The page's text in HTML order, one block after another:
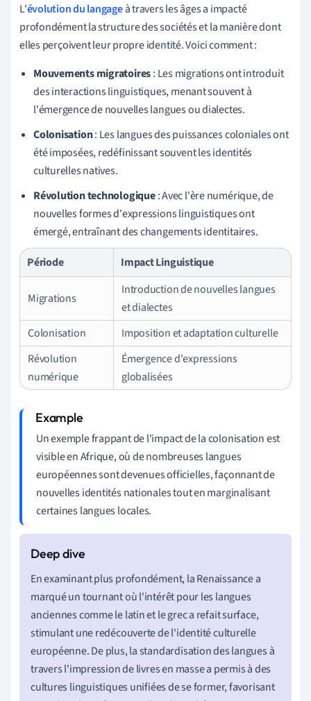
L'évolution du langageà travers les âges a impacté
profondément la structure des sociétés et la manière dont
elles perçoivent leur propre identité. Voici comment :
Mouvements migratoires: Les migrations ont introduit
des interactions linguistiques, menant souvent à
l'émergence de nouvelles langues ou dialectes.
Colonisation: Les langues des puissances coloniales ont
été imposées, redéfinissant souvent les identités
culturelles natives.
Révolution technologique: Avec l'ère numérique, de
nouvelles formes d'expressions linguistiques ont
émergé, entraînant des changements identitaires.
Période
Impact Linguistique
Migrations
Introduction de nouvelles langues
et dialectes
Colonisation
Imposition et adaptation culturelle
Révolution
numérique
Émergence d'expressions
globalisées
Un exemple frappant de l'impact de la colonisation est
visible en Afrique, où de nombreuses langues
européennes sont devenues officielles, façonnant de
nouvelles identités nationales tout en marginalisant
certaines langues locales.
En examinant plus profondément, la Renaissance a
marqué un tournant où l'intérêt pour les langues
anciennes comme le latin et le grec a refait surface,
stimulant une redécouverte de l'identité culturelle
européenne. De plus, la standardisation des langues à
travers l'impression de livres en masse a permis à des
cultures linguistiques unifiées de se former, favorisant